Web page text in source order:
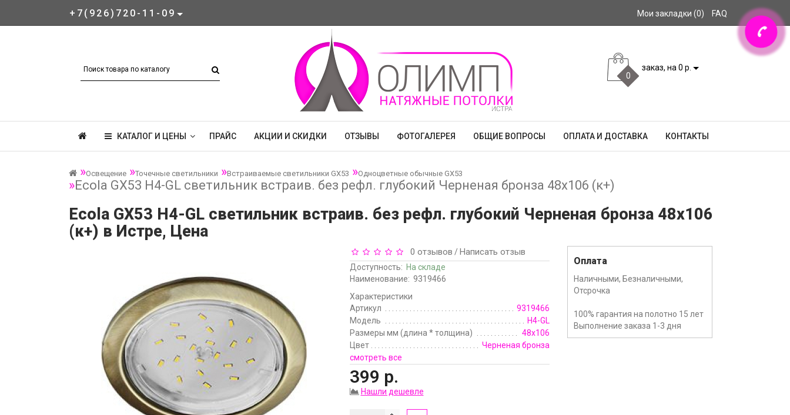
+7(926)720-11-09 Мои закладки (0) FAQ
0
заказ, на 0 р.
КАТАЛОГ И ЦЕНЫ ПРАЙС АКЦИИ И СКИДКИ ОТЗЫВЫ ФОТОГАЛЕРЕЯ ОБЩИЕ ВОПРОСЫ ОПЛАТА И ДОСТАВКА КОНТАКТЫ
Освещение Точечные светильники Встраиваемые светильники GX53 Одноцветные обычные GX53
Ecola GX53 H4-GL светильник встраив. без рефл. глубокий Черненая бронза 48x106 (к+)
Ecola GX53 H4-GL светильник встраив. без рефл. глубокий Черненая бронза 48x106
(к+) в Истре, Цена
0 отзывов / Написать отзыв
Доступность: На складе
Наименование: 9319466
Характеристики
Артикул
9319466
Модель
H4-GL
Размеры мм (длина * толщина)
48x106
Цвет
Черненая бронза
смотреть все
399 р.
Нашли дешевле
Оплата
Наличными, Безналичными,
Отсрочка
100% гарантия на полотно 15 лет
Выполнение заказа 1-3 дня